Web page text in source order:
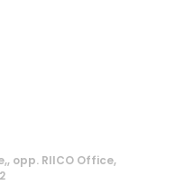
opp. RIICO Office,